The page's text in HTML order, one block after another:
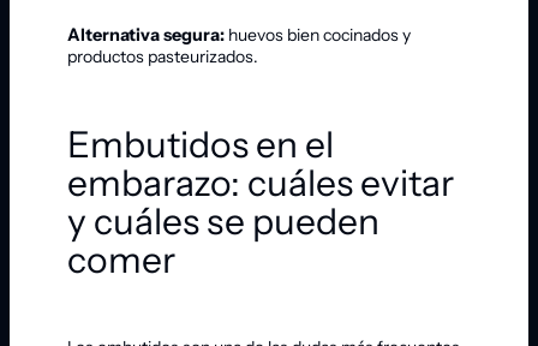
Alternativa segura: huevos bien cocinados y
productos pasteurizados.
Embutidos en el
embarazo: cuáles evitar
y cuáles se pueden
comer